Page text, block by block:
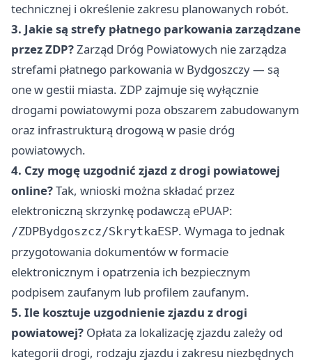
technicznej i określenie zakresu planowanych robót.
3. Jakie są strefy płatnego parkowania zarządzane
przez ZDP?Zarząd Dróg Powiatowych nie zarządza
strefami płatnego parkowania w Bydgoszczy — są
one w gestii miasta. ZDP zajmuje się wyłącznie
drogami powiatowymi poza obszarem zabudowanym
oraz infrastrukturą drogową w pasie dróg
powiatowych.
4. Czy mogę uzgodnić zjazd z drogi powiatowej
online?Tak, wnioski można składać przez
elektroniczną skrzynkę podawczą ePUAP:
/ZDPBydgoszcz/SkrytkaESP. Wymaga to jednak
przygotowania dokumentów w formacie
elektronicznym i opatrzenia ich bezpiecznym
podpisem zaufanym lub profilem zaufanym.
5. Ile kosztuje uzgodnienie zjazdu z drogi
powiatowej? Opłata za lokalizację zjazdu zależy od
kategorii drogi, rodzaju zjazdu i zakresu niezbędnych